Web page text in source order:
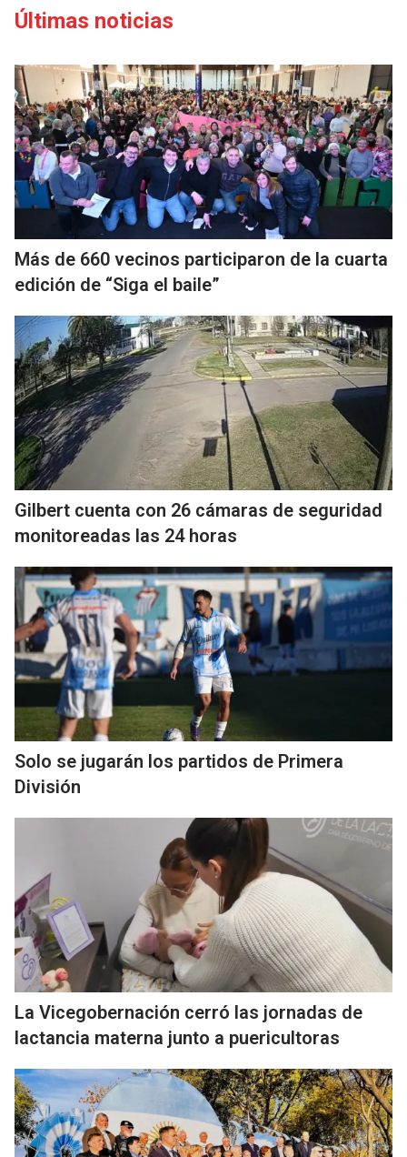
Últimas noticias
Más de 660 vecinos participaron de la cuarta
edición de “Siga el baile”
Gilbert cuenta con 26 cámaras de seguridad
monitoreadas las 24 horas
Solo se jugarán los partidos de Primera
División
La Vicegobernación cerró las jornadas de
lactancia materna junto a puericultoras